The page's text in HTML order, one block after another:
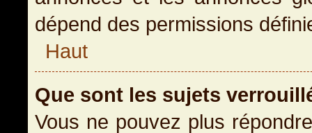
dépend des permissions
Haut
Que sont les sujets
Vous ne pouvez plus